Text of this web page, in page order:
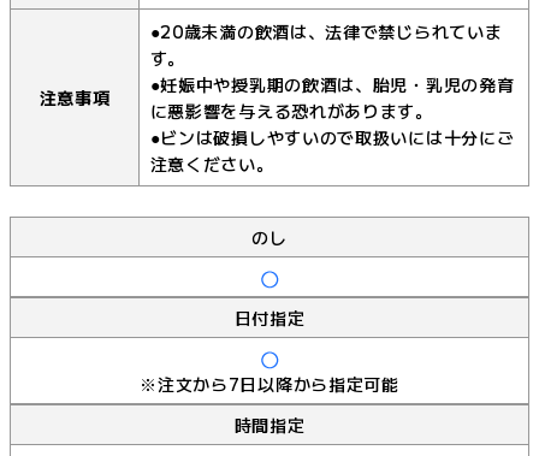
注意事項
●20歳未満の飲酒は、法律で禁じられていま
す。
●妊娠中や授乳期の飲酒は、胎児・乳児の発育
に悪影響を与える恐れがあります。
●ビンは破損しやすいので取扱いには十分にご
注意ください。
のし
日付指定
※注文から7日以降から指定可能
時間指定